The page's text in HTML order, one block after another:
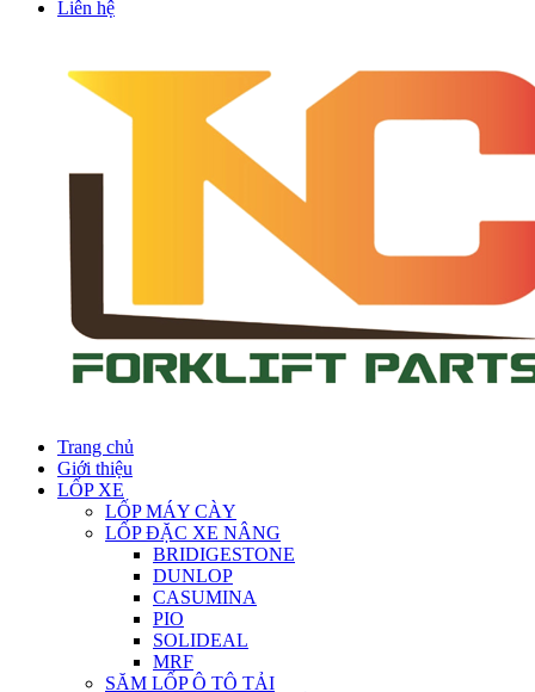
Liên hệ
Trang chủ
Giới thiệu
LỐP XE
LỐP MÁY CÀY
LỐP ĐẶC XE NÂNG
BRIDIGESTONE
DUNLOP
CASUMINA
PIO
SOLIDEAL
MRF
SĂM LỐP Ô TÔ TẢI